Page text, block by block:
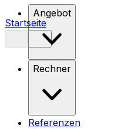
Angebot
Rechner
Referenzen
Startseite